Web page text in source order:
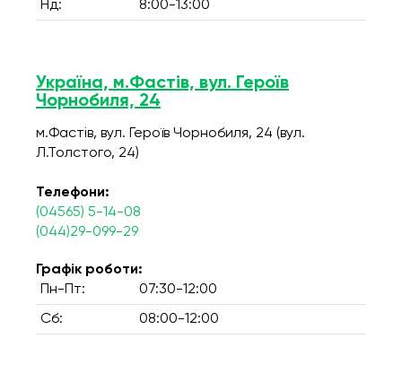
Нд: 8:00-13:00
Україна, м.Фастів, вул. Героїв
Чорнобиля, 24
м.Фастів, вул. Героїв Чорнобиля, 24 (вул.
Л.Толстого, 24)
Телефони:
(04565) 5-14-08
(044)29-099-29
Графік роботи:
Пн-Пт:
07:30-12:00
Сб: 08:00-12:00